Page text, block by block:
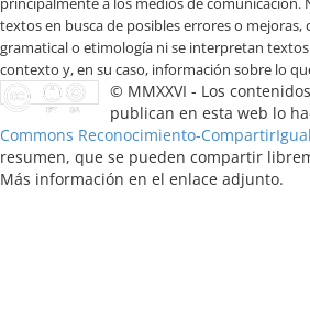
© MMXXVI - Los
publican en esta web lo
Commons Reconocimiento-
resumen, que se pueden compartir
Más información en el enlace adjunto.